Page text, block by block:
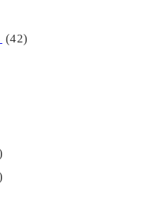
(42)